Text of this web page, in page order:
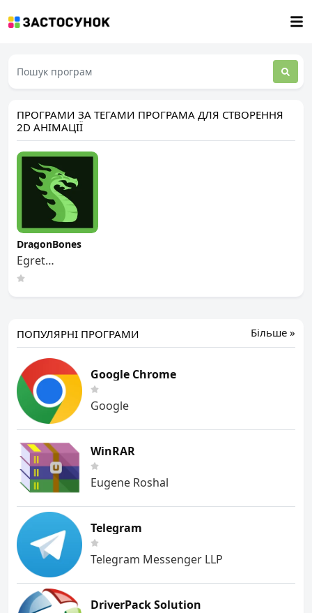
ПРОГРАМИ ЗА ТЕГАМИ ПРОГРАМА ДЛЯ СТВОРЕННЯ
2D АНІМАЦІЇ
DragonBones
Egret
Technology
Більше »
ПОПУЛЯРНІ ПРОГРАМИ
Google Chrome
Google
WinRAR
Eugene Roshal
Telegram
Telegram Messenger LLP
DriverPack Solution